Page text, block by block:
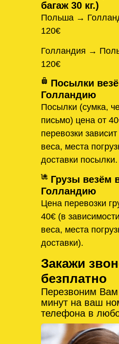
багаж 30 кг.)
Польша →
120€
Голландия →
120€
Посылки
Голландию
Посылки (сумка,
письмо) цена от
перевозки
веса, места
доставки посылки.
Грузы везём
Голландию
Цена перевозки
40€ (в
веса, места
доставки).
Закажи
безплатно
Перезвоним Вам
минут на ваш
телефона в